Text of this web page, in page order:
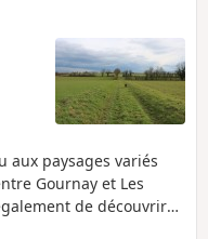
aux paysages variés
Gournay et Les
de découvrir